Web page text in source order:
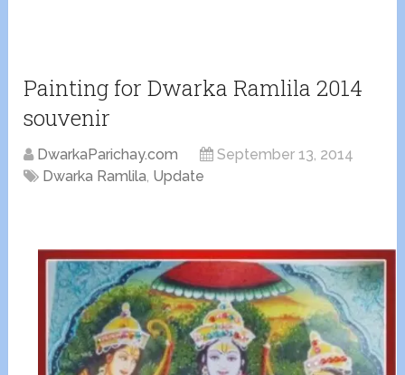
Painting for Dwarka Ramlila 2014
souvenir
DwarkaParichay.com
September 13, 2014
Dwarka Ramlila, Update